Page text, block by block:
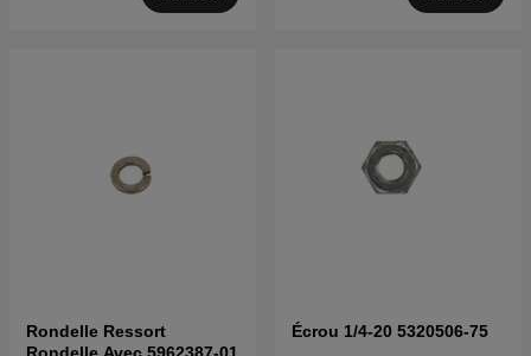
Rondelle Ressort
Écrou 1/4-20 5320506-75